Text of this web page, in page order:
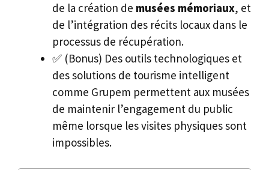
de la création de musées mémoriaux, et
de l’intégration des récits locaux dans le
processus de récupération.
✅ (Bonus) Des outils technologiques et
des solutions de tourisme intelligent
comme Grupem permettent aux musées
de maintenir l’engagement du public
même lorsque les visites physiques sont
impossibles.